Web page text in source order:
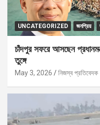
UNCATEGORIZED জনপ্রিয়
চাঁদপুর সফরে আসছেন
তুঙ্গে
May 3, 2026 নিজস্ব প্রতিবেদক